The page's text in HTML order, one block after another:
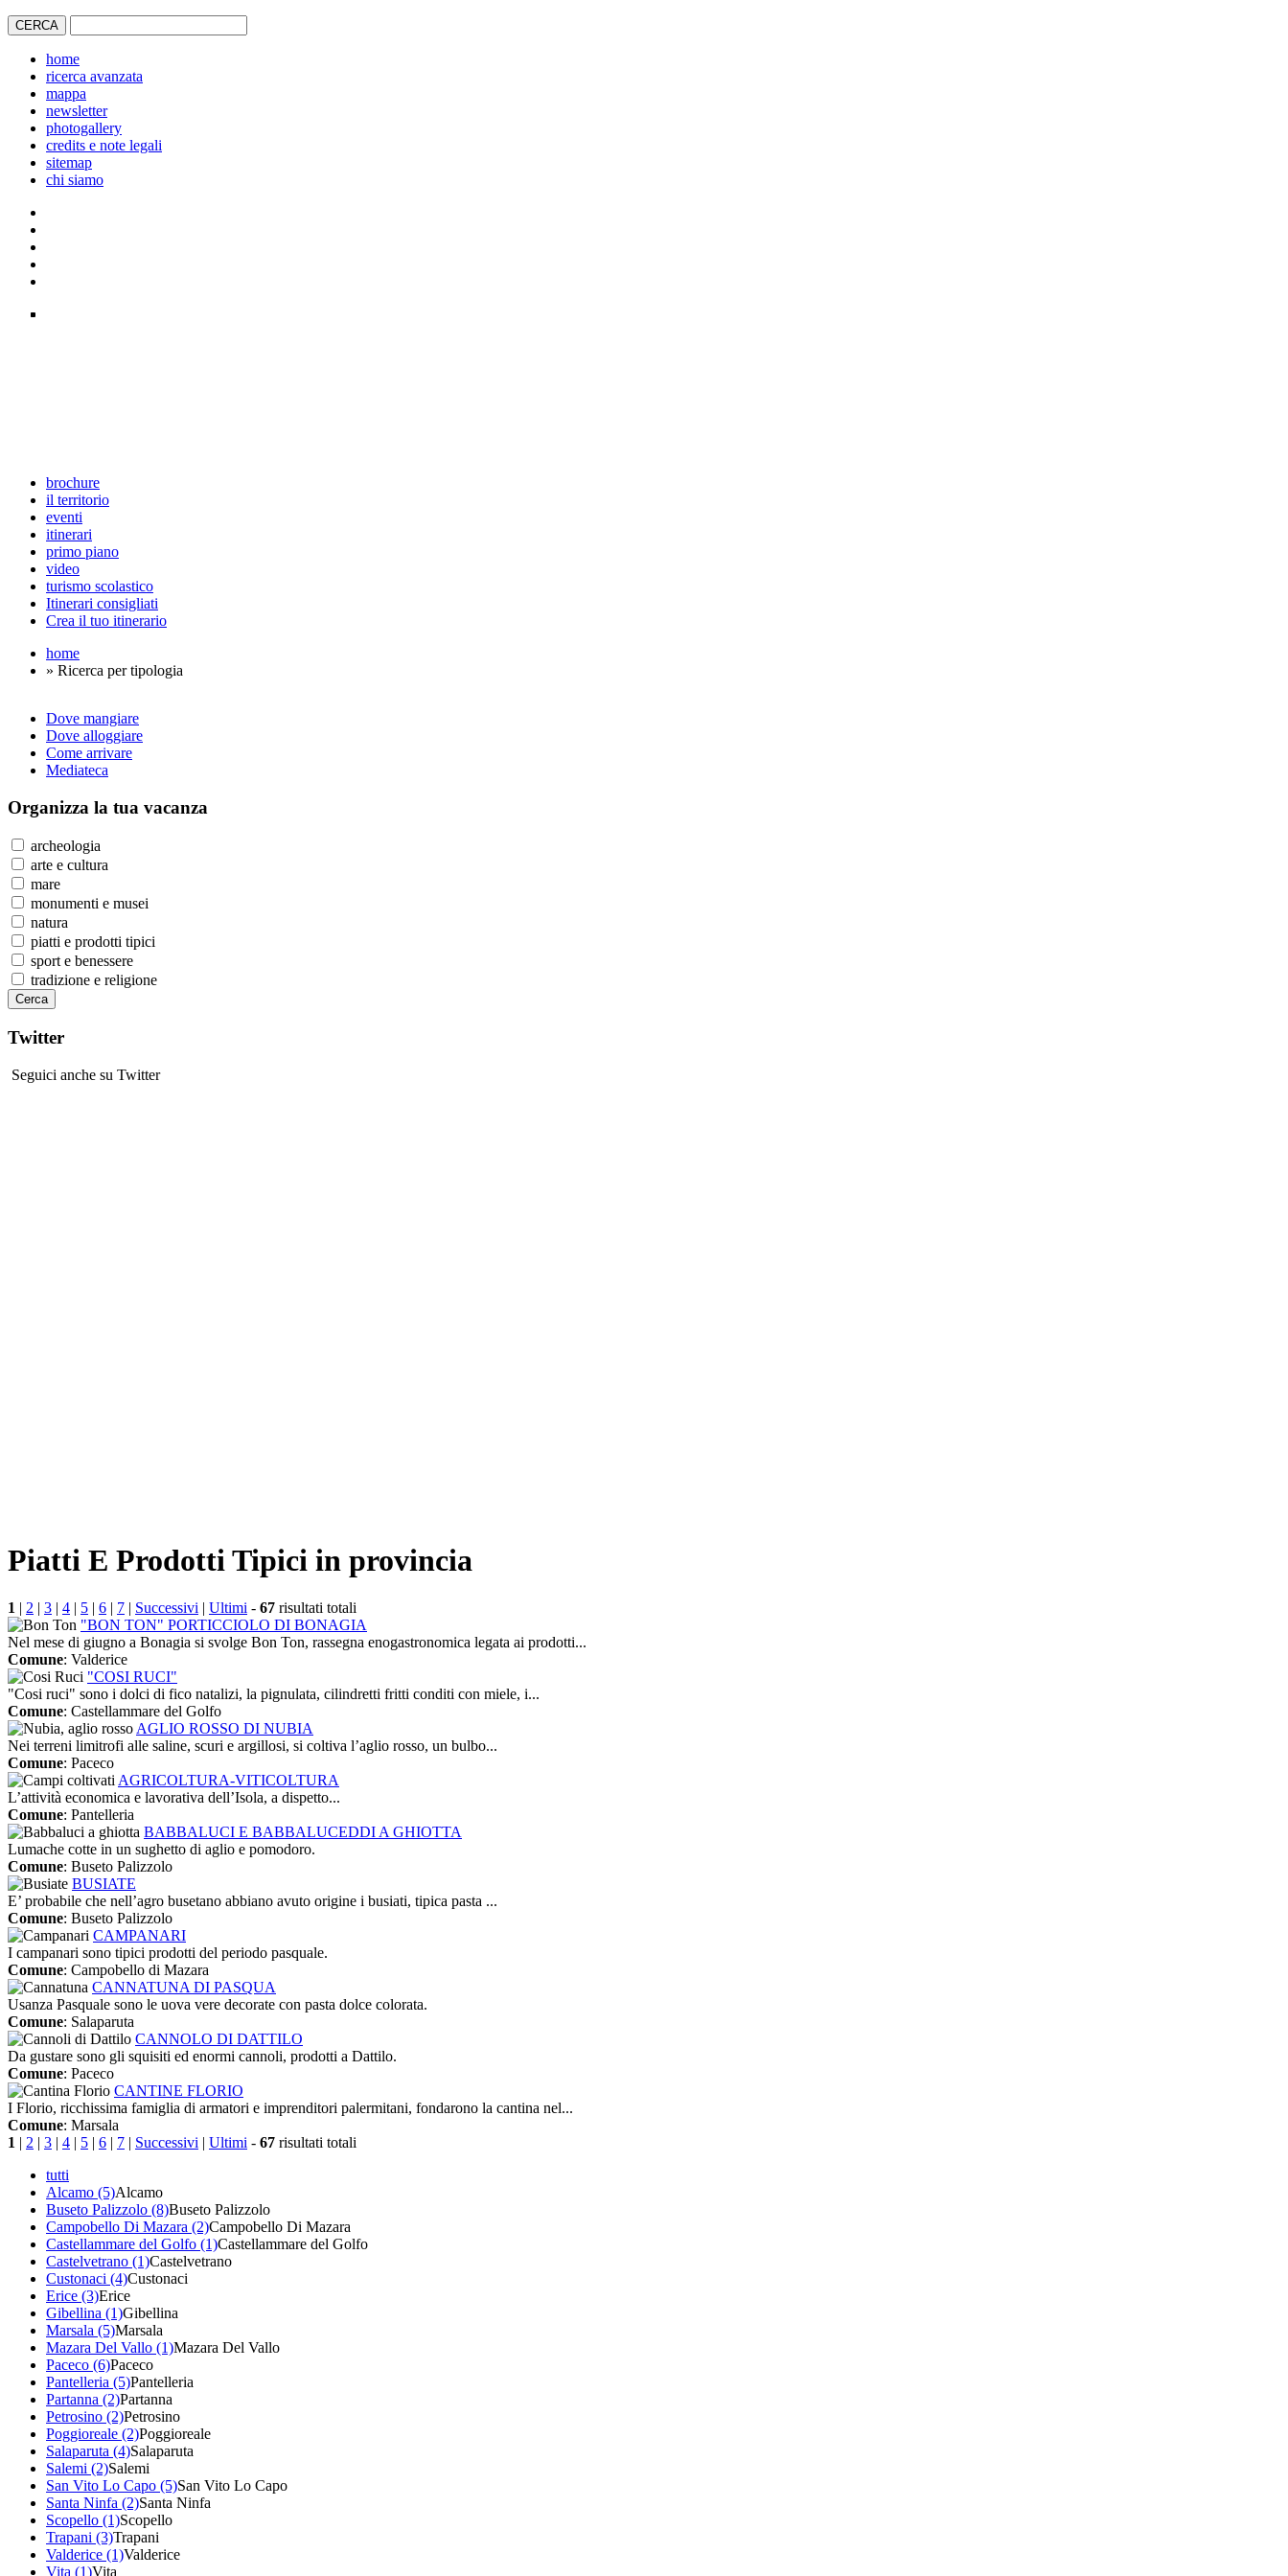
home
ricerca avanzata
mappa
newsletter
photogallery
credits e note legali
sitemap
chi siamo
brochure
il territorio
eventi
itinerari
primo piano
video
turismo scolastico
Itinerari consigliati
Crea il tuo itinerario
home
» Ricerca per tipologia
Dove mangiare
Dove alloggiare
Come arrivare
Mediateca
Organizza la tua vacanza
archeologia
arte e cultura
mare
monumenti e musei
natura
piatti e prodotti tipici
sport e benessere
tradizione e religione
Twitter
Seguici anche su Twitter
Piatti E Prodotti Tipici in provincia
1 | 2 | 3 | 4 | 5 | 6 | 7 | Successivi | Ultimi - 67 risultati totali
"BON TON" PORTICCIOLO DI BONAGIA
Nel mese di giugno a Bonagia si svolge Bon Ton, rassegna enogastronomica legata ai prodotti...
Comune: Valderice
"COSI RUCI"
"Cosi ruci" sono i dolci di fico natalizi, la pignulata, cilindretti fritti conditi con miele, i...
Comune: Castellammare del Golfo
AGLIO ROSSO DI NUBIA
Nei terreni limitrofi alle saline, scuri e argillosi, si coltiva l’aglio rosso, un bulbo...
Comune: Paceco
AGRICOLTURA-VITICOLTURA
L’attività economica e lavorativa dell’Isola, a dispetto...
Comune: Pantelleria
BABBALUCI E BABBALUCEDDI A GHIOTTA
Lumache cotte in un sughetto di aglio e pomodoro.
Comune: Buseto Palizzolo
BUSIATE
E’ probabile che nell’agro busetano abbiano avuto origine i busiati, tipica pasta ...
Comune: Buseto Palizzolo
CAMPANARI
I campanari sono tipici prodotti del periodo pasquale.
Comune: Campobello di Mazara
CANNATUNA DI PASQUA
Usanza Pasquale sono le uova vere decorate con pasta dolce colorata.
Comune: Salaparuta
CANNOLO DI DATTILO
Da gustare sono gli squisiti ed enormi cannoli, prodotti a Dattilo.
Comune: Paceco
CANTINE FLORIO
I Florio, ricchissima famiglia di armatori e imprenditori palermitani, fondarono la cantina nel...
Comune: Marsala
1 | 2 | 3 | 4 | 5 | 6 | 7 | Successivi | Ultimi - 67 risultati totali
tutti
Alcamo (5)Alcamo
Buseto Palizzolo (8)Buseto Palizzolo
Campobello Di Mazara (2)Campobello Di Mazara
Castellammare del Golfo (1)Castellammare del Golfo
Castelvetrano (1)Castelvetrano
Custonaci (4)Custonaci
Erice (3)Erice
Gibellina (1)Gibellina
Marsala (5)Marsala
Mazara Del Vallo (1)Mazara Del Vallo
Paceco (6)Paceco
Pantelleria (5)Pantelleria
Partanna (2)Partanna
Petrosino (2)Petrosino
Poggioreale (2)Poggioreale
Salaparuta (4)Salaparuta
Salemi (2)Salemi
San Vito Lo Capo (5)San Vito Lo Capo
Santa Ninfa (2)Santa Ninfa
Scopello (1)Scopello
Trapani (3)Trapani
Valderice (1)Valderice
Vita (1)Vita